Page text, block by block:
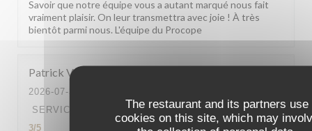
The restaurant and its partners use
cookies on this site, which may
Savoir que notre équipe vous a autant marqué nous fait
vraiment plaisir. On leur transmettra avec joie ! À très
bientôt parmi nous. L'équipe du Procope
Patrick V
2026-07-31
SERVICE
AMBIANCE: 4/5 FOOD: 5 /5 VALUE:
3/5